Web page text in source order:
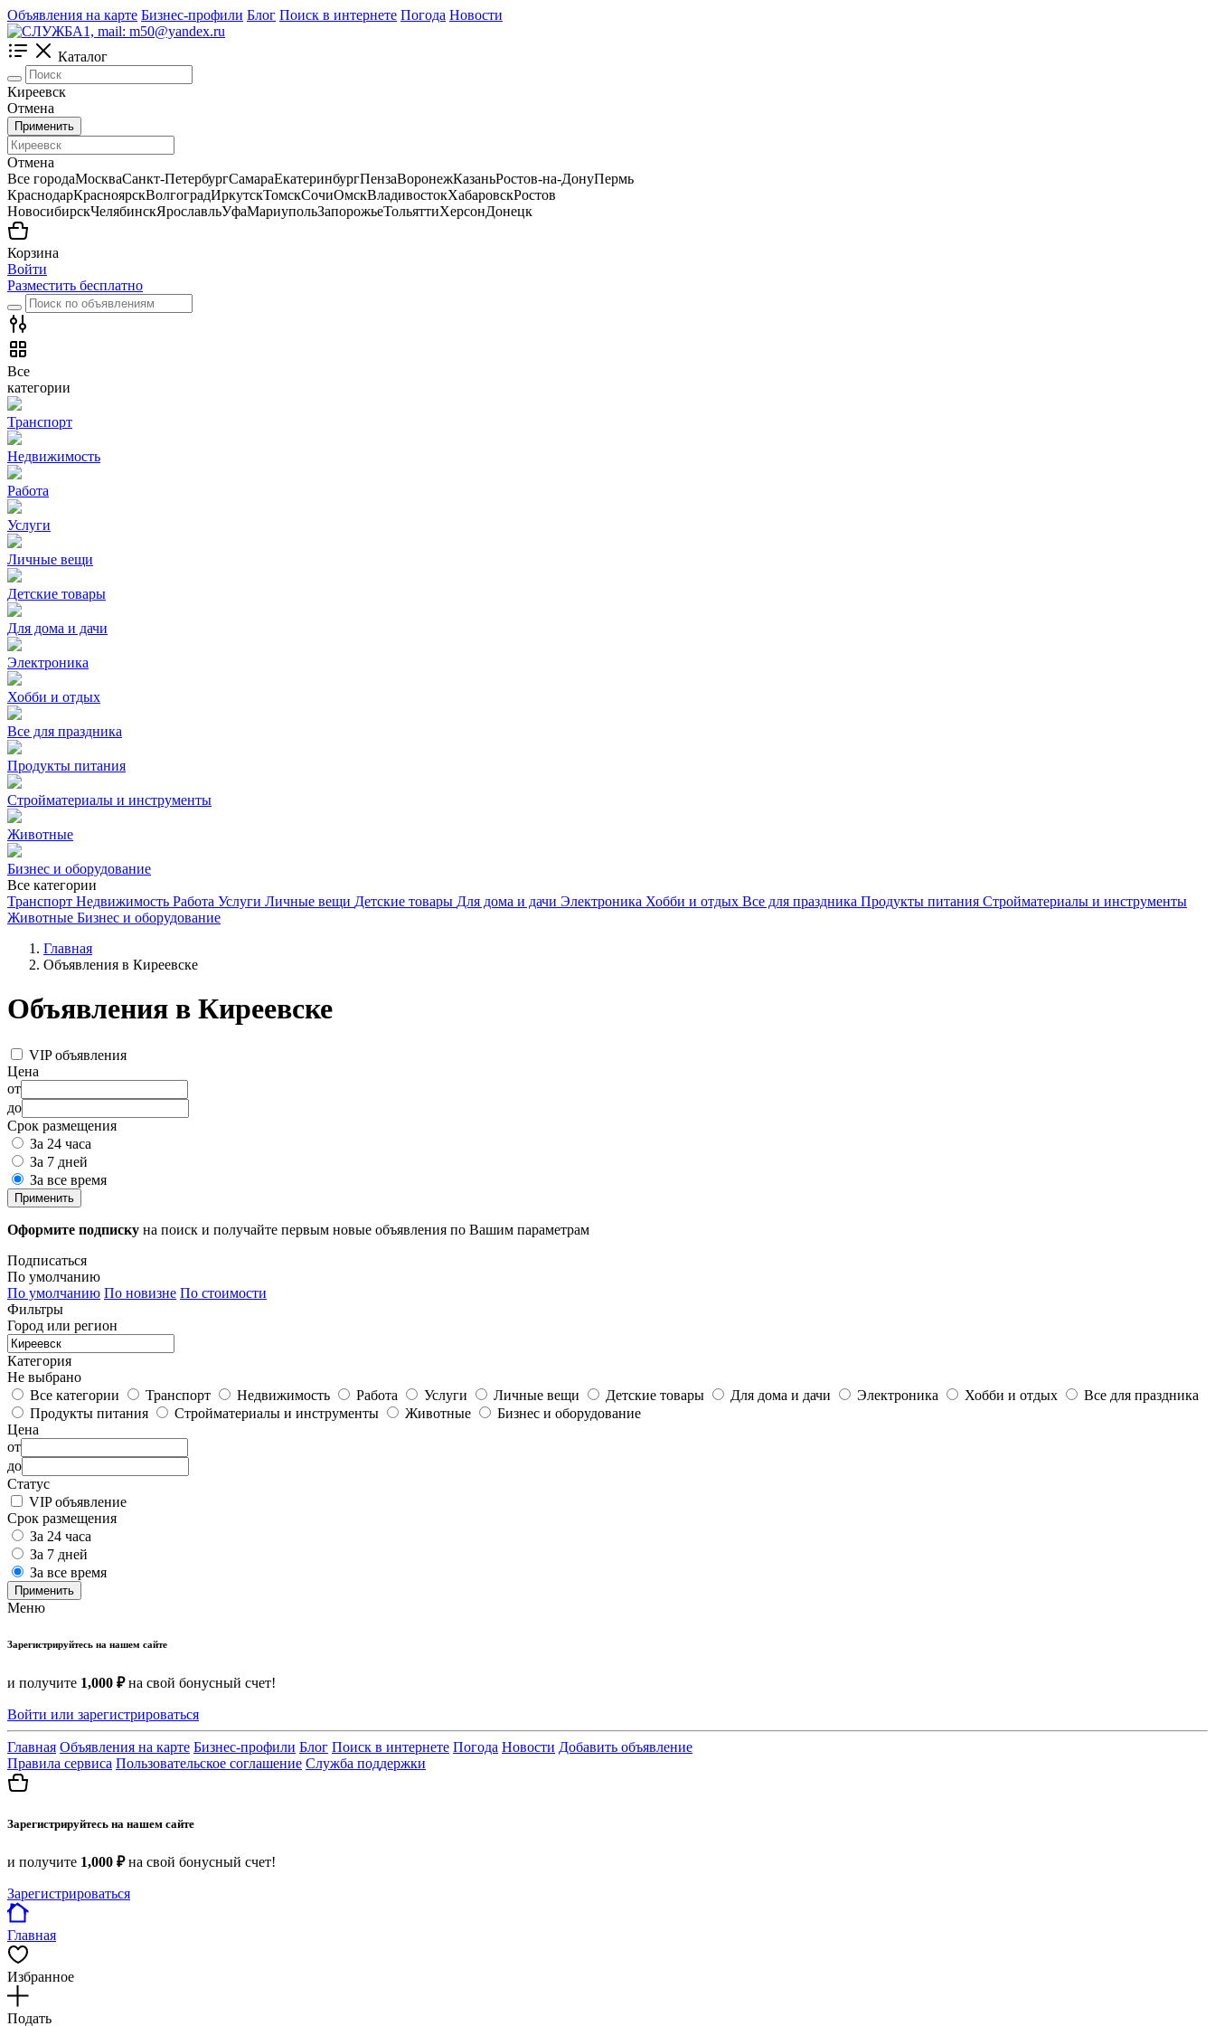
Объявления на карте Бизнес-профили Блог Поиск в интернете Погода Новости
Каталог
Киреевск
Отмена
Применить
Отмена
Все городаМоскваСанкт-ПетербургСамараЕкатеринбургПензаВоронежКазаньРостов-на-ДонуПермь
КраснодарКрасноярскВолгоградИркутскТомскСочиОмскВладивостокХабаровскРостов
НовосибирскЧелябинскЯрославльУфаМариупольЗапорожьеТольяттиХерсонДонецк
Корзина
Войти
Разместить бесплатно
Все
категории
Транспорт
Недвижимость
Работа
Услуги
Личные вещи
Детские товары
Для дома и дачи
Электроника
Хобби и отдых
Все для праздника
Продукты питания
Стройматериалы и инструменты
Животные
Бизнес и оборудование
Все категории
Транспорт Недвижимость Работа Услуги Личные вещи Детские товары Для дома и дачи Электроника Хобби и отдых Все для праздника Продукты питания Стройматериалы и инструменты
Животные Бизнес и оборудование
Главная
Объявления в Киреевске
Объявления в Киреевске
VIP объявления
Цена
от
до
Срок размещения
За 24 часа
За 7 дней
За все время
Применить
Оформите подписку на поиск и получайте первым новые объявления по Вашим параметрам
Подписаться
По умолчанию
По умолчанию По новизне По стоимости
Фильтры
Город или регион
Категория
Не выбрано
Все категории
Транспорт Недвижимость Работа Услуги Личные вещи Детские товары Для дома и дачи Электроника Хобби и отдых
Все для праздника
Продукты питания
Стройматериалы и инструменты Животные
Бизнес и оборудование
Цена
от
до
Статус
VIP объявление
Срок размещения
За 24 часа
За 7 дней
За все время
Применить
Меню
Зарегистрируйтесь на нашем сайте
и получите 1,000 ₽на свой бонусный счет!
Войти или зарегистрироваться
Главная Объявления на карте Бизнес-профили Блог Поиск в интернете Погода Новости Добавить объявление
Правила сервиса Пользовательское соглашение Служба поддержки
Зарегистрируйтесь на нашем сайте
и получите 1,000 ₽на свой бонусный счет!
Зарегистрироваться
Главная
Избранное
Подать